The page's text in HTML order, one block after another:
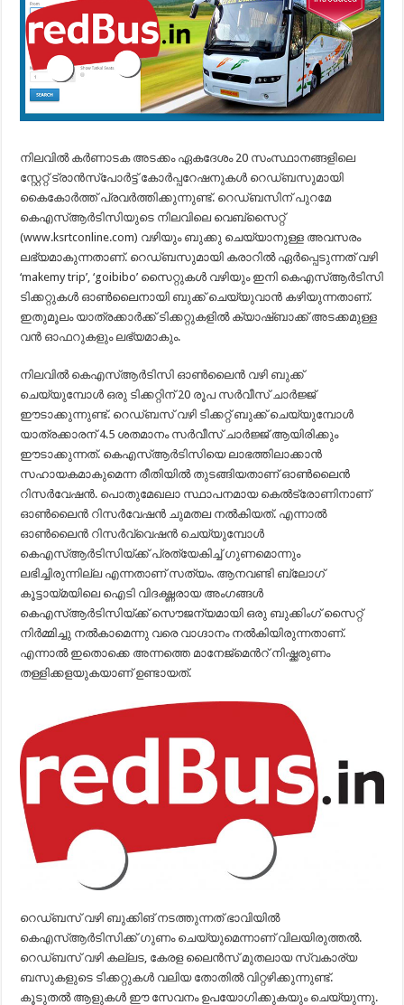
നിലവില്‍ കര്‍ണാടക അടക്കം ഏകദേശം 20 സംസ്ഥാനങ്ങളിലെ
സ്റ്റേറ്റ് ട്രാൻസ്‌പോർട്ട് കോര്‍പ്പറേഷനുകള്‍ റെഡ്ബസുമായി
കൈകോർത്ത് പ്രവർത്തിക്കുന്നുണ്ട്. റെഡ്ബസിന് പുറമേ
കെഎസ്ആർടിസിയുടെ നിലവിലെ വെബ്‌സൈറ്റ്
(www.ksrtconline.com) വഴിയും ബുക്കു ചെയ്യാനുള്ള അവസരം
ലഭ്യമാകുന്നതാണ്. റെഡ്ബസുമായി കരാറിൽ ഏർപ്പെടുന്നത് വഴി
‘makemy trip’, ‘goibibo’ സൈറ്റുകൾ വഴിയും ഇനി കെഎസ്ആർടിസി
ടിക്കറ്റുകൾ ഓൺലൈനായി ബുക്ക് ചെയ്യുവാൻ കഴിയുന്നതാണ്.
ഇതുമൂലം യാത്രക്കാര്‍ക്ക് ടിക്കറ്റുകളില്‍ ക്യാഷ്ബാക്ക് അടക്കമുള്ള
വന്‍ ഓഫറുകളും ലഭ്യമാകും.
നിലവിൽ കെഎസ്ആർടിസി ഓൺലൈൻ വഴി ബുക്ക്
ചെയ്യുമ്പോൾ ഒരു ടിക്കറ്റിന് 20 രൂപ സർവീസ് ചാർജ്ജ്
ഈടാക്കുന്നുണ്ട്. റെഡ്ബസ് വഴി ടിക്കറ്റ് ബുക്ക് ചെയ്യുമ്പോൾ
യാത്രക്കാരന് 4.5 ശതമാനം സർവീസ് ചാർജ്ജ് ആയിരിക്കും
ഈടാക്കുന്നത്. കെഎസ്ആർടിസിയെ ലാഭത്തിലാക്കാൻ
സഹായകമാകുമെന്ന രീതിയിൽ തുടങ്ങിയതാണ് ഓൺലൈൻ
റിസർവേഷൻ. പൊതുമേഖലാ സ്ഥാപനമായ കെൽട്രോണിനാണ്
ഓൺലൈൻ റിസർവേഷൻ ചുമതല നൽകിയത്. എന്നാല്‍
ഓണ്‍ലൈന്‍ റിസര്‍വ്വെഷന്‍ ചെയ്യുമ്പോള്‍
കെഎസ്ആര്‍ടിസിയ്ക്ക് പ്രത്യേകിച്ച് ഗുണമൊന്നും
ലഭിച്ചിരുന്നില്ല എന്നതാണ് സത്യം. ആനവണ്ടി ബ്ലോഗ്‌
കൂട്ടായ്മയിലെ ഐടി വിദഗ്ദ്ധരായ അംഗങ്ങള്‍
കെഎസ്ആര്‍ടിസിയ്ക്ക് സൌജന്യമായി ഒരു ബുക്കിംഗ് സൈറ്റ്
നിര്‍മ്മിച്ചു നല്‍കാമെന്നു വരെ വാഗ്ദാനം നല്‍കിയിരുന്നതാണ്.
എന്നാല്‍ ഇതൊക്കെ അന്നത്തെ മാനേജ്മെന്‍റ് നിഷ്ക്കരുണം
തള്ളിക്കളയുകയാണ് ഉണ്ടായത്.
റെഡ്ബസ് വഴി ബുക്കിങ് നടത്തുന്നത് ഭാവിയിൽ
കെഎസ്ആർടിസിക്ക് ഗുണം ചെയ്യുമെന്നാണ് വിലയിരുത്തൽ.
റെഡ്ബസ് വഴി കല്ലട, കേരള ലൈന്‍സ് മുതലായ സ്വകാര്യ
ബസുകളുടെ ടിക്കറ്റുകൾ വലിയ തോതിൽ വിറ്റഴിക്കുന്നുണ്ട്.
കൂടുതൽ ആളുകൾ ഈ സേവനം ഉപയോഗിക്കുകയും ചെയ്യുന്നു.